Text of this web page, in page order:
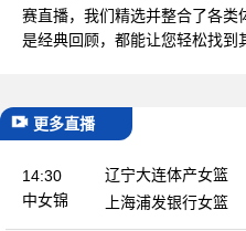
赛直播，我们精选并整合了各类
是经典回顾，都能让您轻松找到
更多直播
14:30
中女锦
辽宁大连体产女篮
上海浦发银行女篮